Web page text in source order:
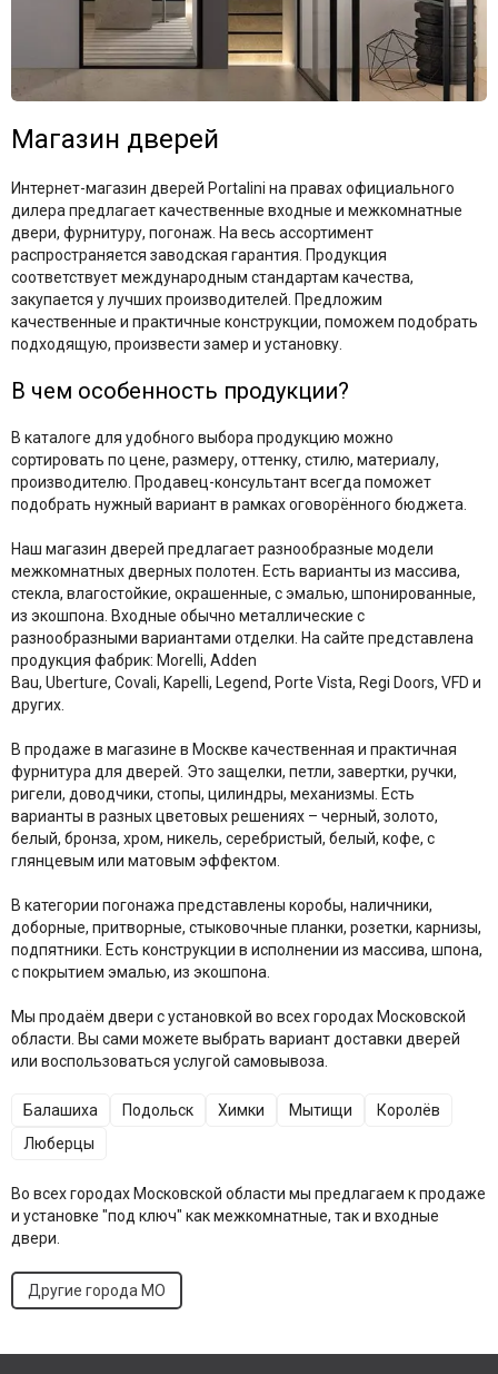
Магазин дверей
Интернет-магазин дверей Portalini на правах официального
дилера предлагает качественные входные и межкомнатные
двери, фурнитуру, погонаж. На весь ассортимент
распространяется заводская гарантия. Продукция
соответствует международным стандартам качества,
закупается у лучших производителей. Предложим
качественные и практичные конструкции, поможем подобрать
подходящую, произвести замер и установку.
В чем особенность продукции?
В каталоге для удобного выбора продукцию можно
сортировать по цене, размеру, оттенку, стилю, материалу,
производителю. Продавец-консультант всегда поможет
подобрать нужный вариант в рамках оговорённого бюджета.
Наш магазин дверей предлагает разнообразные модели
межкомнатных дверных полотен. Есть варианты из массива,
стекла, влагостойкие, окрашенные, с эмалью, шпонированные,
из экошпона. Входные обычно металлические с
разнообразными вариантами отделки. На сайте представлена
продукция фабрик: Morelli, Adden
Bau, Uberture, Covali, Kapelli, Legend, Porte Vista, Regi Doors, VFD и
других.
В продаже в магазине в Москве качественная и практичная
фурнитура для дверей. Это защелки, петли, завертки, ручки,
ригели, доводчики, стопы, цилиндры, механизмы. Есть
варианты в разных цветовых решениях – черный, золото,
белый, бронза, хром, никель, серебристый, белый, кофе, с
глянцевым или матовым эффектом.
В категории погонажа представлены коробы, наличники,
доборные, притворные, стыковочные планки, розетки, карнизы,
подпятники. Есть конструкции в исполнении из массива, шпона,
с покрытием эмалью, из экошпона.
Мы продаём двери с установкой во всех городах Московской
области. Вы сами можете выбрать вариант доставки дверей
или воспользоваться услугой самовывоза.
Балашиха Подольск Химки Мытищи
Королёв
Люберцы
Во всех городах Московской области мы предлагаем к продаже
и установке "под ключ" как межкомнатные, так и входные
двери.
Другие города МО